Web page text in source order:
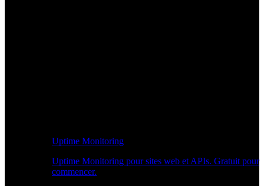
Uptime Monitoring
Uptime Monitoring pour sites web et APIs. Gratuit pour
commencer.